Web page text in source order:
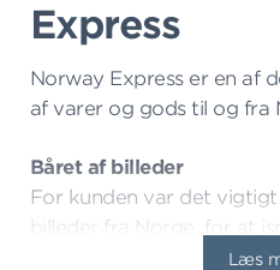
Express
Norway Express er en af
af varer og gods til og fra
Båret af billeder
For kunden var det
billeder fra Norge, for at
primære kompetence,Læs